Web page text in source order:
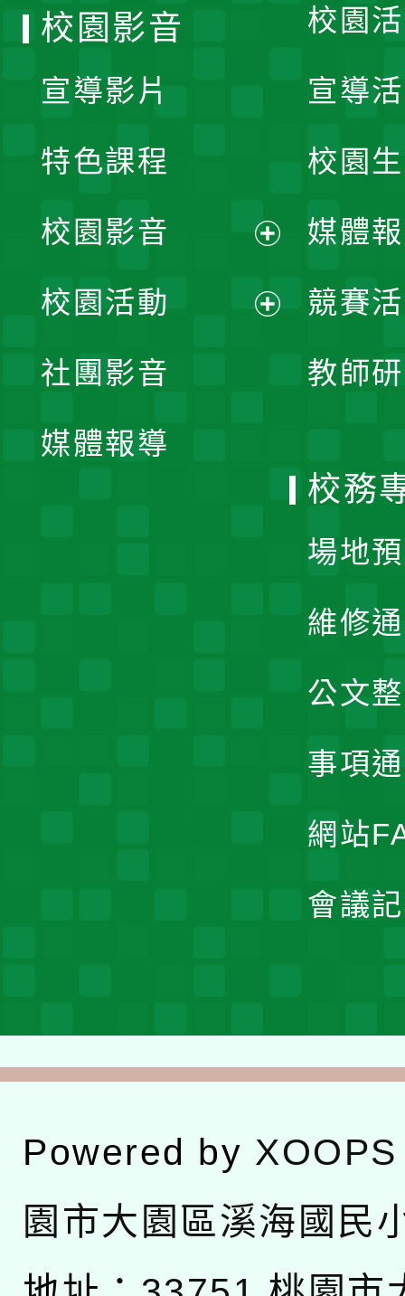
校園
宣導
校園
媒體
競賽
教師
校園影音
宣導影片
特色課程
校園影音
開
校園活動
社團影音
媒體報導
校務
場地
維修
公文
事項
網站
會議
Powered by XOOPS
園市大園區溪海國民